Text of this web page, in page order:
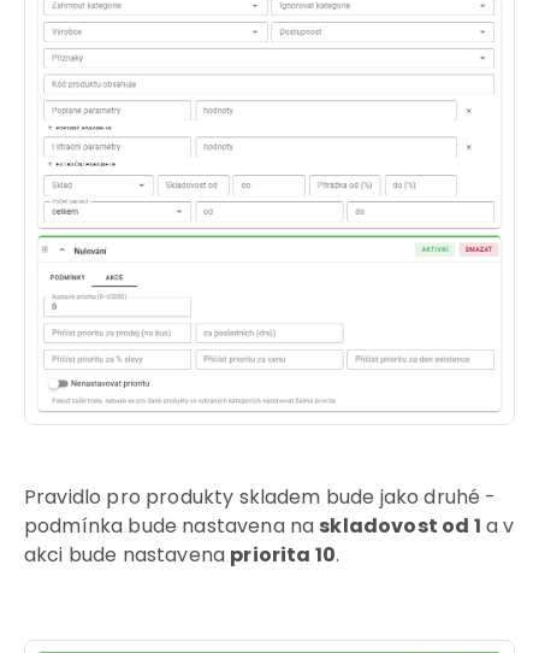
Pravidlo pro produkty skladem bude jako druhé -
podmínka bude nastavena na skladovost od 1 a v
akci bude nastavena priorita 10.